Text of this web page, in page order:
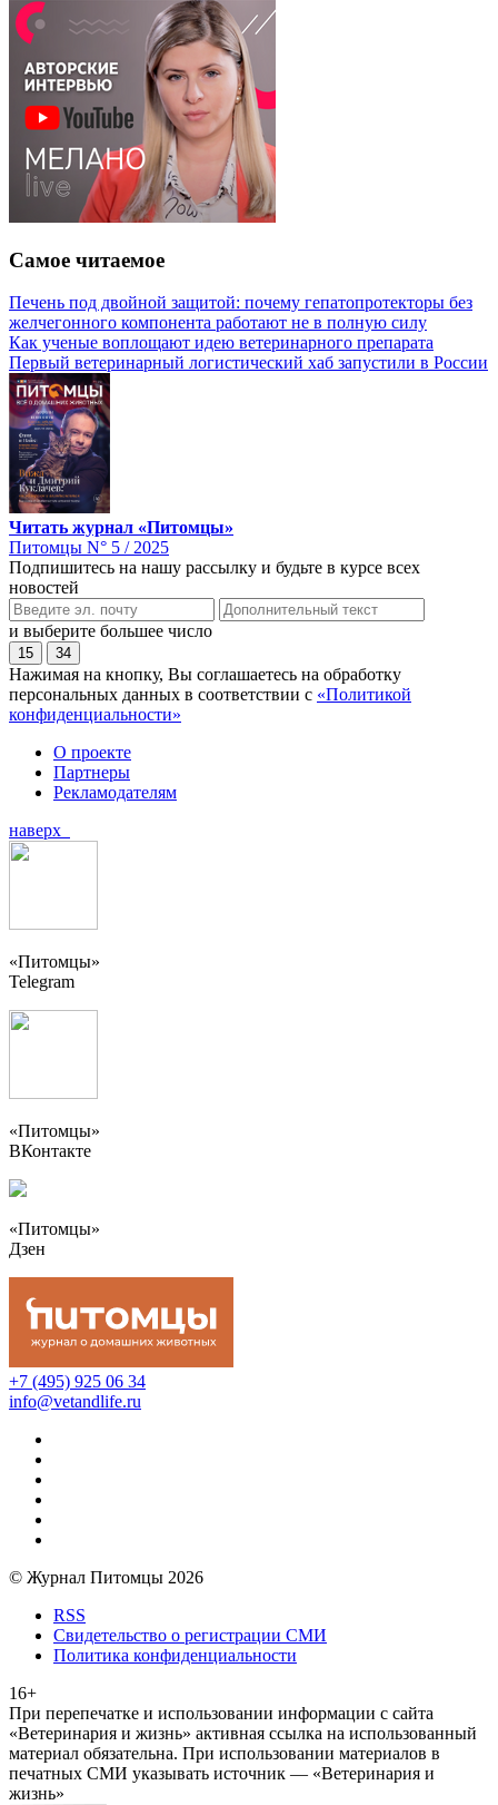
Самое читаемое
Печень под двойной защитой: почему гепатопротекторы без
желчегонного компонента работают не в полную силу
Как ученые воплощают идею ветеринарного препарата
Первый ветеринарный логистический хаб запустили в России
Читать журнал «Питомцы»
Питомцы N° 5 / 2025
Подпишитесь на нашу рассылку и будьте в курсе всех
новостей
и выберите большее число
15 34
Нажимая на кнопку, Вы соглашаетесь на обработку
персональных данных в соответствии с «Политикой
конфиденциальности»
О проекте
Партнеры
Рекламодателям
наверх
«Питомцы»
Telegram
«Питомцы»
ВКонтакте
«Питомцы»
Дзен
+7 (495) 925 06 34
info@vetandlife.ru
© Журнал Питомцы 2026
RSS
Свидетельство о регистрации СМИ
Политика конфиденциальности
16+
При перепечатке и использовании информации с сайта
«Ветеринария и жизнь» активная ссылка на использованный
материал обязательна. При использовании материалов в
печатных СМИ указывать источник — «Ветеринария и
жизнь»